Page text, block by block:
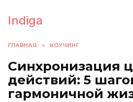
содержанию
Indiga
ГЛАВНАЯ » КОУЧИНГ
Синхронизация
действий: 5
гармоничной